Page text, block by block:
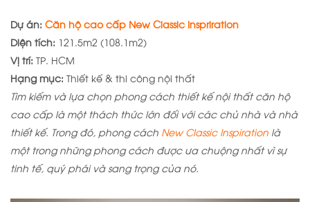
Dự án: Căn hộ cao cấp New Classic Inspriration
Diện tích: 121.5m2 (108.1m2)
Vị trí: TP. HCM
Hạng mục: Thiết kế & thi công nội thất
Tìm kiếm và lựa chọn phong cách thiết kế nội thất căn hộ
cao cấp là một thách thức lớn đối với các chủ nhà và nhà
thiết kế. Trong đó, phong cách New Classic Inspiration là
một trong những phong cách được ưa chuộng nhất vì sự
tinh tế, quý phái và sang trọng của nó.